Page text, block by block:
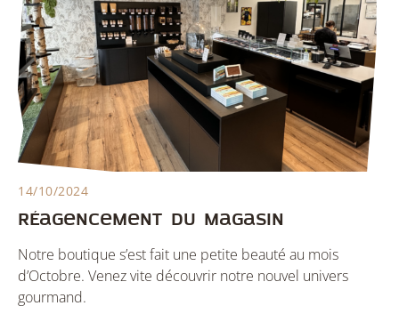
Réagencement du magasin
Notre boutique s’est fait une petite beauté au mois
d’Octobre. Venez vite découvrir notre nouvel univers
gourmand.
14/10/2024